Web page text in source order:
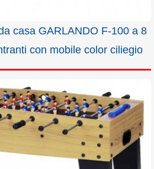
casa GARLANDO F-100 a 8
con mobile color ciliegio